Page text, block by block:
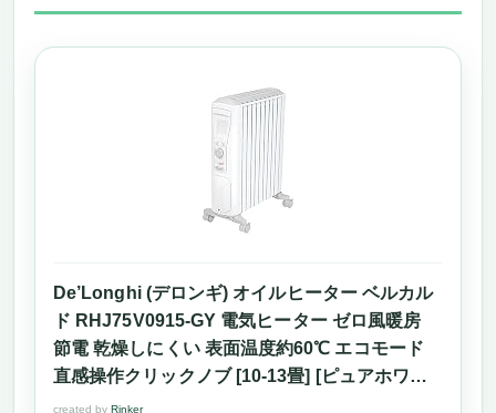
De’Longhi (デロンギ) オイルヒーター ベルカル
ド RHJ75V0915-GY 電気ヒーター ゼロ風暖房
節電 乾燥しにくい 表面温度約60℃ エコモード
直感操作クリックノブ [10-13畳] [ピュアホワイ
ト×シルクグレー] デロンギファミリー登録で5年
created by Rinker